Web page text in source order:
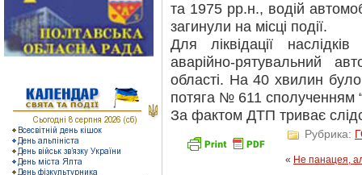
та 1975 рр.н., водій
загинули на місці події.
Для ліквідації
аварійно-рятувальний
області. На 40 хвилин
потяга № 611 сполученням
За фактом ДТП триває
Рубрика:
« Не панацея,